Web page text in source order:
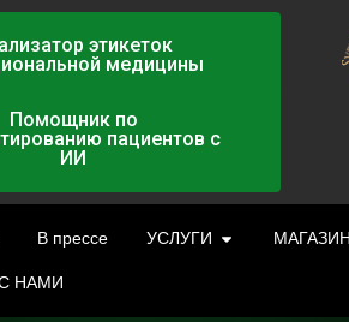
этикеток
медицины
Помощник по
пациентов с
ИИ
В прессе УСЛУГИ
НАМИ